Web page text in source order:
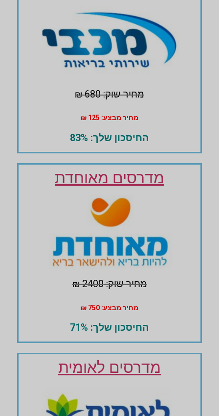
מחיר שוק: 680 ₪
מחיר מבצע: 125 ₪
החיסכון שלך: 83%
מדרסים מאוחדת
מחיר שוק: 2400 ₪
מחיר מבצע: 750 ₪
החיסכון שלך: 71%
מדרסים לאומית